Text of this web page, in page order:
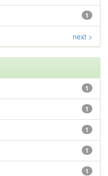
1
next >
1
1
1
1
1